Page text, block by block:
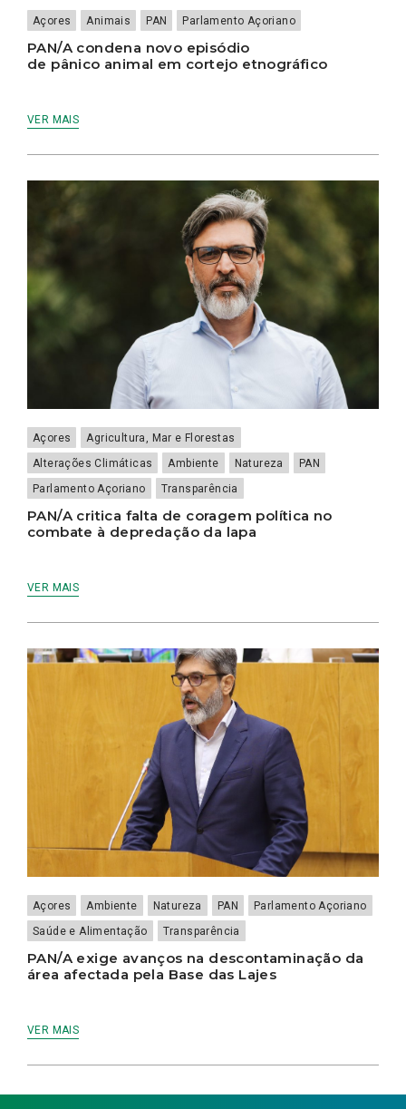
Açores Animais PAN Parlamento Açoriano
PAN/A condena novo episódio
de pânico animal em cortejo etnográfico
VER MAIS
Açores
Agricultura, Mar e Florestas
Alterações Climáticas
Ambiente Natureza
PAN
Parlamento Açoriano
Transparência
PAN/A critica falta de coragem política no
combate à depredação da lapa
VER MAIS
Açores Ambiente Natureza PAN
Parlamento Açoriano
Saúde e Alimentação
Transparência
PAN/A exige avanços na descontaminação da
área afectada pela Base das Lajes
VER MAIS